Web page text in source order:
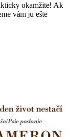
okamžite! Ak
vám ju ešte